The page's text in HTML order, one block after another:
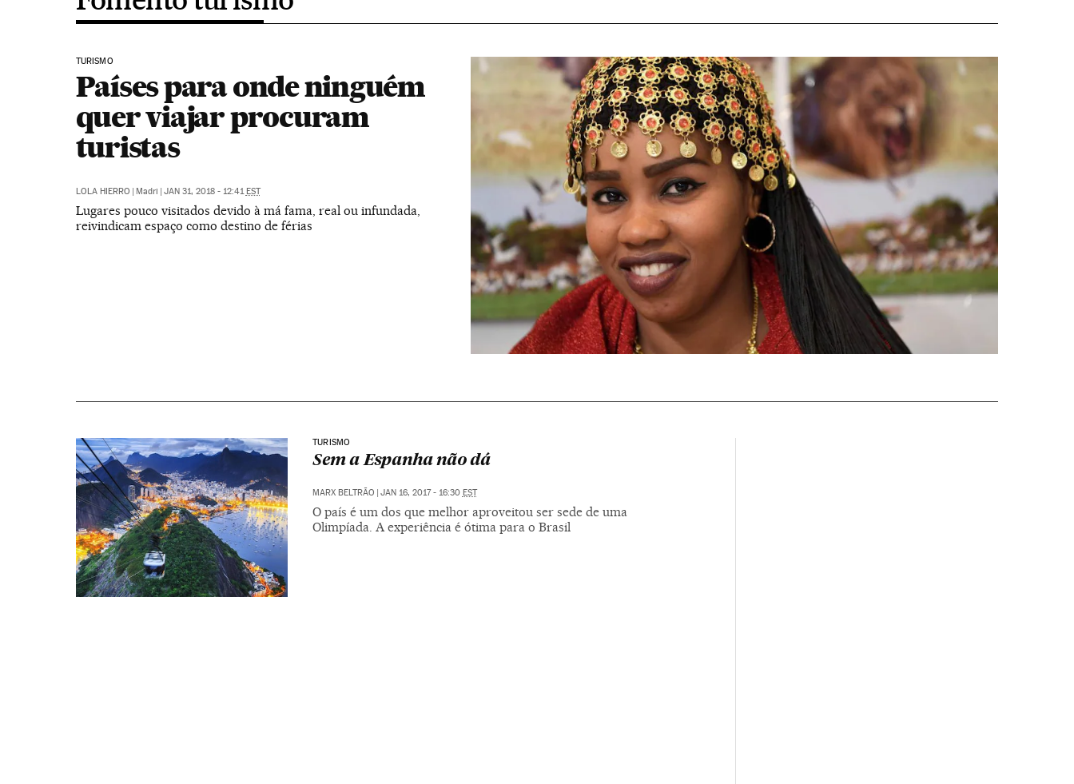
TURISMO
Países para onde ninguém
quer viajar procuram
turistas
LOLA HIERRO | Madri | JAN 31, 2018 - 12:41EST
Lugares pouco visitados devido à má fama, real ou infundada,
reivindicam espaço como destino de férias
TURISMO
Sem a Espanha não dá
MARX BELTRÃO | JAN 16, 2017 - 16:30 EST
O país é um dos que melhor aproveitou ser sede de uma
Olimpíada. A experiência é ótima para o Brasil